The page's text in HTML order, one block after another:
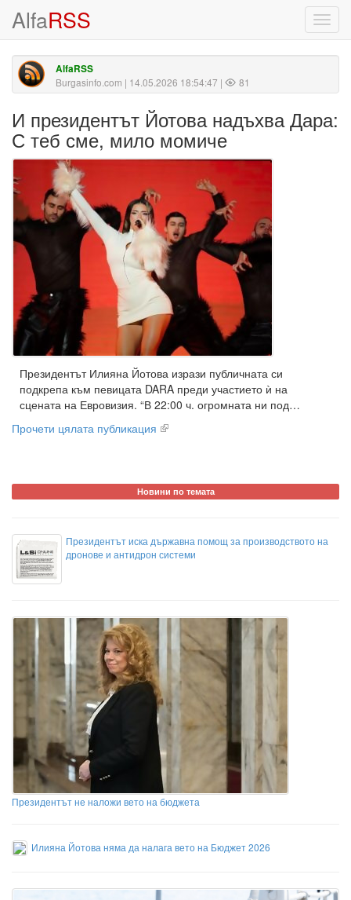
AlfaRSS
AlfaRSS
Burgasinfo.com | 14.05.2026 18:54:47 | 81
И президентът Йотова надъхва Дара:
С теб сме, мило момиче
Президентът Илияна Йотова изрази публичната си
подкрепа към певицата DARA преди участието ѝ на
сцената на Евровизия. “В 22:00 ч. огромната ни под…
Прочети цялата публикация
Новини по темата
Президентът иска държавна помощ за производството на
дронове и антидрон системи
Президентът не наложи вето на бюджета
Илияна Йотова няма да налага вето на Бюджет 2026